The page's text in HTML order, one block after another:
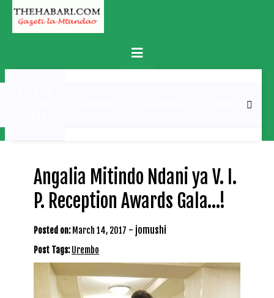
Skip
content
Primary
Menu
MICHEZO
Angalia Mitindo Ndani ya V. I.
P. Reception Awards Gala…!
Posted on: March 14, 2017 - jomushi
Post Tags:Urembo